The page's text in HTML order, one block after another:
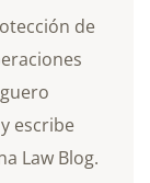
de
escribe
Law Blog.